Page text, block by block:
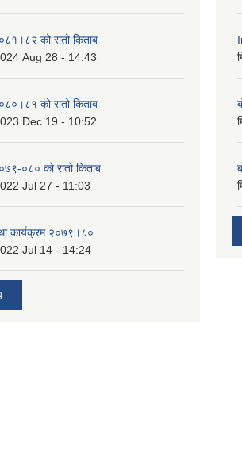
को रातो किताब
Aug 28 - 14:43
को रातो किताब
Dec 19 - 10:52
०८० को रातो किताब
Jul 27 - 11:03
कार्यक्रम २०७९।८०
Jul 14 - 14:24